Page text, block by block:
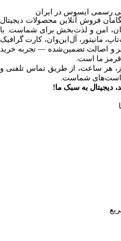
رسمی ایسوس در ایران
فروش آنلاین محصولات دیجیتال
امن و لذت‌بخش برای شماست. با
مانیتور، آل‌این‌وان، کارت گرافیک
و اصالت تضمین‌شده — تجربه خرید
ما است.
هر ساعت، از طریق تماس تلفنی و
شماست.
دیجیتال به سبک ما!